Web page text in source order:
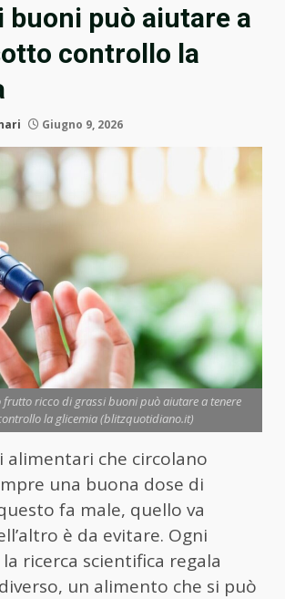
buoni può aiutare a
controllo la
Giugno 9, 2026
frutto ricco di grassi buoni può aiutare a tenere
la glicemia (blitzquotidiano.it)
alimentari che circolano
una buona dose di
fa male, quello va
è da evitare. Ogni
ricerca scientifica regala
un alimento che si può